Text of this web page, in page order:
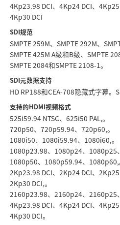
4Kp23.98 DCI、4Kp24 DCI、4Kp25
4Kp30 DCI
SDI规范
SMPTE 259M、SMPTE 292M、
SMPTE 425M A级和B级、SMPTE
SMPTE 2084和SMPTE 2108‑1。
SDI元数据支持
HD RP188和CEA-708隐藏式字幕。
支持的HDMI视频格式
525i59.94 NTSC、625i50 PAL,。
720p50、720p59.94、720p60,。
1080i50、1080i59.94、1080i60,。
1080p23.98、1080p24、1080p25
1080p50、1080p59.94、1080p60,
2Kp23.98 DCI、2Kp24 DCI、2Kp25
2Kp30 DCI,。
2160p23.98、2160p24、2160p25
4Kp23.98 DCI、4Kp24 DCI、4Kp25
4Kp30 DCI。